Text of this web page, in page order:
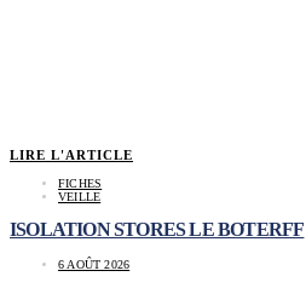
LIRE L'ARTICLE
FICHES
VEILLE
ISOLATION STORES LE BOTERFF
6 AOÛT 2026